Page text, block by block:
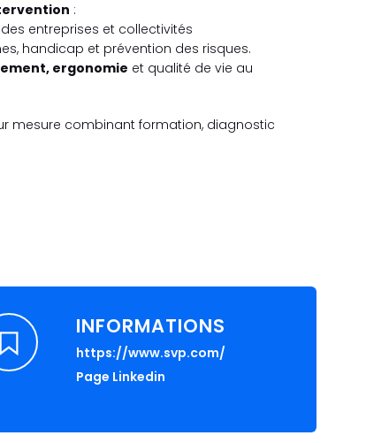
:
entreprises et collectivités
handicap et prévention des risques.
ergonomie et qualité de vie au
mesure combinant formation, diagnostic
INFORMATIONS
https://www.svp.com/
Page Linkedin